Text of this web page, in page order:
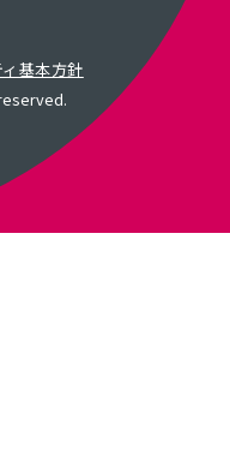
基本方針